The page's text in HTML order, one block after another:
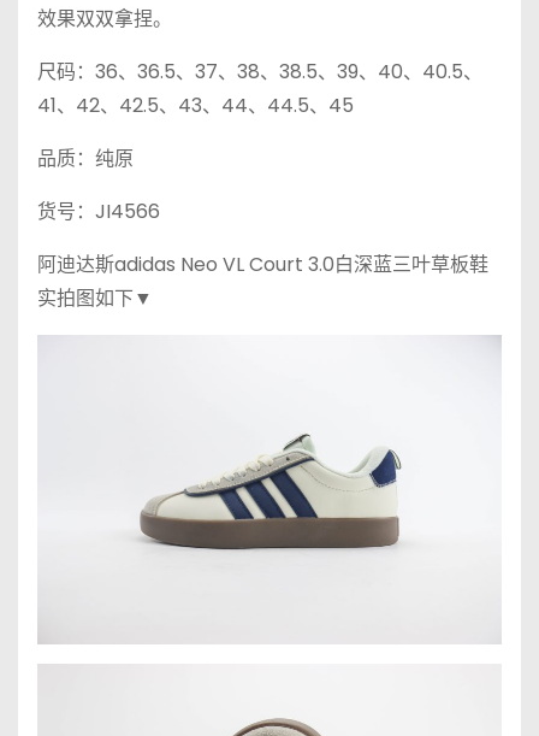
效果双双拿捏。
尺码：36、36.5、37、38、38.5、39、40、40.5、
41、42、42.5、43、44、44.5、45
品质：纯原
货号：JI4566
阿迪达斯adidas Neo VL Court 3.0白深蓝三叶草板鞋
实拍图如下▼